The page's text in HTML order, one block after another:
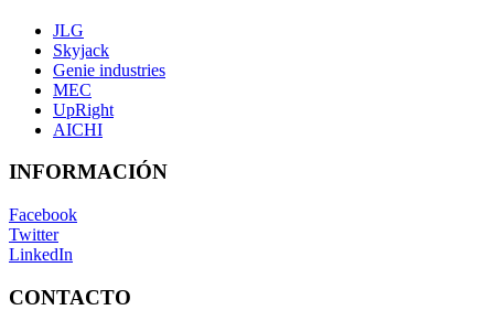
JLG
Skyjack
Genie industries
MEC
UpRight
AICHI
INFORMACIÓN
Facebook
Twitter
LinkedIn
CONTACTO